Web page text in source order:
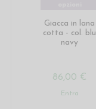
Giacca in lana
cotta - col. blu
navy
86,00 €
Entra